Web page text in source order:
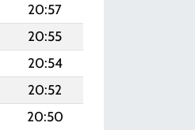
20:57
20:55
20:54
20:52
20:50